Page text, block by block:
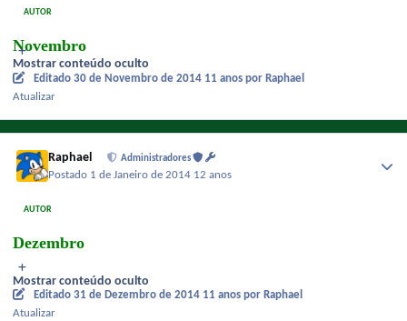
AUTOR
Novembro
Mostrar conteúdo oculto
Editado 30 de Novembro de 2014 11 anos por Raphael
Atualizar
Raphael Administradores
Postado 1 de Janeiro de 2014 12 anos
AUTOR
Dezembro
Mostrar conteúdo oculto
Editado 31 de Dezembro de 2014 11 anos por Raphael
Atualizar